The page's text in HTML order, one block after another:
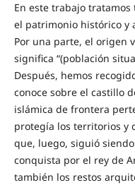
En este trabajo
el patrimonio histórico y
Por una parte, el origen
significa “(población
Después, hemos
conoce sobre el castillo
islámica de frontera
protegía los territorios y
que, luego, siguió
conquista por el rey de
también los restos